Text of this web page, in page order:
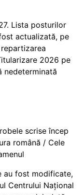
Lista posturilor
actualizată, pe
2026 pe
nedeterminată
scrise încep
română / Cele
au fost modificate,
Centrului Național